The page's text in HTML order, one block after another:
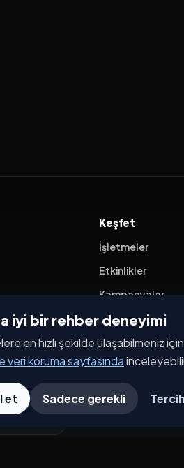
iyi bir rehber deneyimi
en hızlı şekilde ulaşabilmeniz
veri koruma sayfasında
et Sadece gerekli
Keşfet
İşletmeler
Etkinlikler
Kampanyalar
Haberler
İşletme